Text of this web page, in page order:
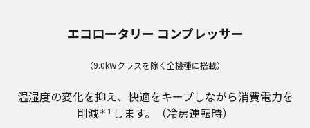
エコロータリー コンプレッサー
（9.0kWクラスを除く全機種に搭載）
温湿度の変化を抑え、快適をキープしながら消費電力を
削減＊１ します。（冷房運転時）